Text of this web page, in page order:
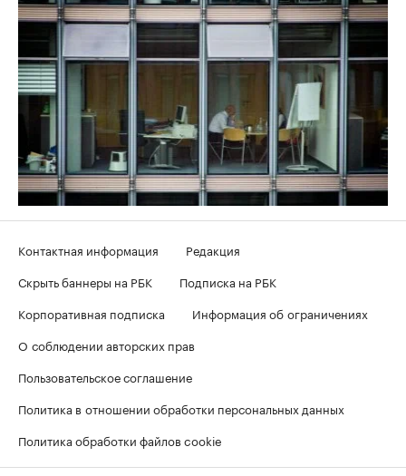
Контактная информация
Редакция
Скрыть баннеры на РБК
Подписка на РБК
Корпоративная подписка
Информация об ограничениях
О соблюдении авторских прав
Пользовательское соглашение
Политика в отношении обработки персональных данных
Политика обработки файлов cookie